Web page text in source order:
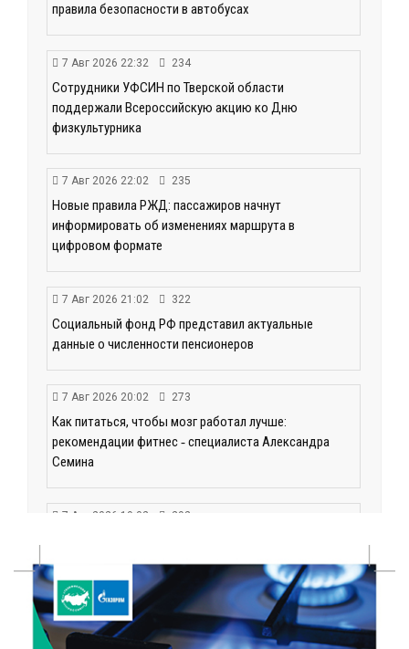
правила безопасности в автобусах
7 Авг 2026 22:32 234
Сотрудники УФСИН по Тверской области
поддержали Всероссийскую акцию ко Дню
физкультурника
7 Авг 2026 22:02 235
Новые правила РЖД: пассажиров начнут
информировать об изменениях маршрута в
цифровом формате
7 Авг 2026 21:02 322
Социальный фонд РФ представил актуальные
данные о численности пенсионеров
7 Авг 2026 20:02 273
Как питаться, чтобы мозг работал лучше:
рекомендации фитнес ‑ специалиста Александра
Семина
7 Авг 2026 19:02 292
область запускает масштабный экопроект
7 Авг 2026 18:52 593
В Ржеве чествовали работников строительной